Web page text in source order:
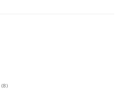
(8)